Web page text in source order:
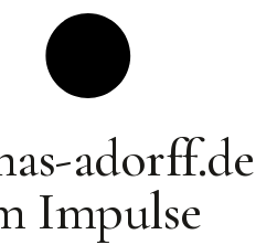
adorff.de
Impulse